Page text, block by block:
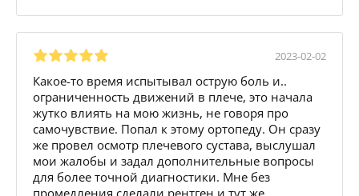
2023-02-02
Какое-то время испытывал острую боль и..
ограниченность движений в плече, это начала
жутко влиять на мою жизнь, не говоря про
самочувствие. Попал к этому ортопеду. Он сразу
же провел осмотр плечевого сустава, выслушал
мои жалобы и задал дополнительные вопросы
для более точной диагностики. Мне без
промедления сделали рентген и тут же